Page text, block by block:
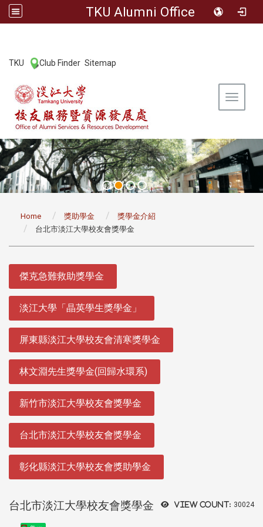
TKU Alumni Office
TKU Club Finder Sitemap
Toggle
Home 獎助學金
獎學金介紹
台北市淡江大學校友會獎學金
傑克急難救助獎學金
淡江大學「晶英學生獎學金」
屏東縣淡江大學校友會清寒獎學金
林文淵先生獎學金(回歸水環系)
新竹市淡江大學校友會獎學金
台北市淡江大學校友會獎學金
彰化縣淡江大學校友會獎助學金
View count: 30024
台北市淡江大學校友會獎學金